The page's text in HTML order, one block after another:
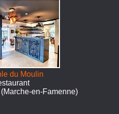
du Moulin
en-Famenne)